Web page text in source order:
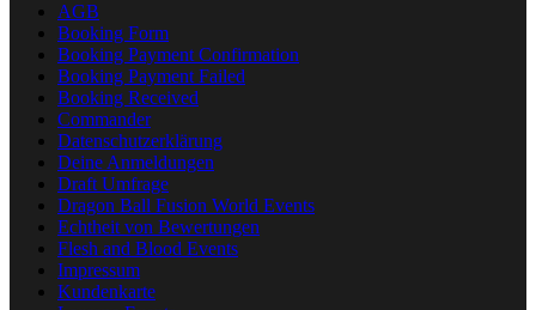
AGB
Booking Form
Booking Payment Confirmation
Booking Payment Failed
Booking Received
Commander
Datenschutzerklärung
Deine Anmeldungen
Draft Umfrage
Dragon Ball Fusion World Events
Echtheit von Bewertungen
Flesh and Blood Events
Impressum
Kundenkarte